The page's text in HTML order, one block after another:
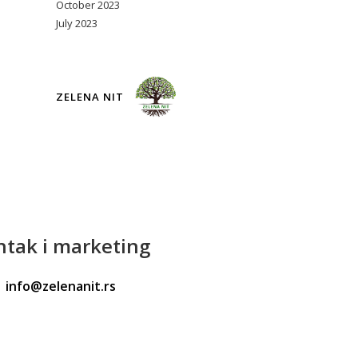
October 2023
July 2023
ZELENA NIT
i marketing
info@zelenanit.rs